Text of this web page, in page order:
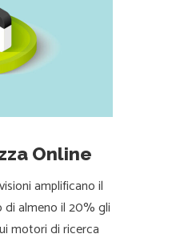
Online
amplificano il
almeno il 20% gli
motori di ricerca